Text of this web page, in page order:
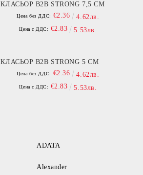
КЛАСЬОР B2B STRONG 7,5 СМ
Цена без ДДС: €2.36 4.62лв.
Цена с ДДС: €2.83 5.53лв.
КЛАСЬОР B2B STRONG 5 СМ
Цена без ДДС: €2.36 4.62лв.
Цена с ДДС: €2.83 5.53лв.
ADATA
Alexander